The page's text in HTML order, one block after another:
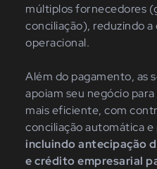
múltiplos fornecedores
conciliação), reduzindo
operacional.
Além do pagamento, as
apoiam seu negócio
mais eficiente, com
conciliação automática
incluindo antecipação
e crédito empresarial